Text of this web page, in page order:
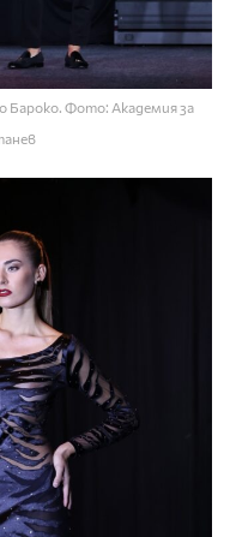
Фото: Академия за